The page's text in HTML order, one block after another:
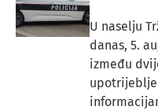
U naselju
danas, 5.
između